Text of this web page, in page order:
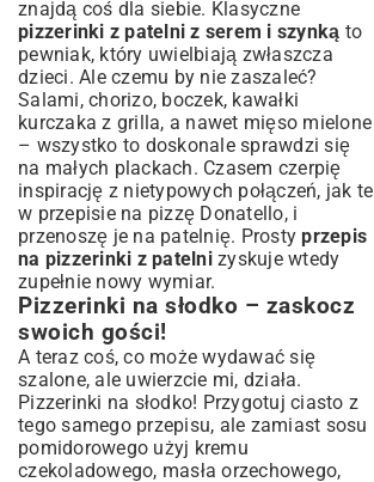
znajdą coś dla siebie. Klasyczne
pizzerinki z patelni z serem i szynką to
pewniak, który uwielbiają zwłaszcza
dzieci. Ale czemu by nie zaszaleć?
Salami, chorizo, boczek, kawałki
kurczaka z grilla, a nawet mięso mielone
– wszystko to doskonale sprawdzi się
na małych plackach. Czasem czerpię
inspirację z nietypowych połączeń, jak te
w przepisie na pizzę Donatello, i
przenoszę je na patelnię. Prostyprzepis
na pizzerinki z patelnizyskuje wtedy
zupełnie nowy wymiar.
Pizzerinki na słodko – zaskocz
swoich gości!
A teraz coś, co może wydawać się
szalone, ale uwierzcie mi, działa.
Pizzerinki na słodko! Przygotuj ciasto z
tego samego przepisu, ale zamiast sosu
pomidorowego użyj kremu
czekoladowego, masła orzechowego,